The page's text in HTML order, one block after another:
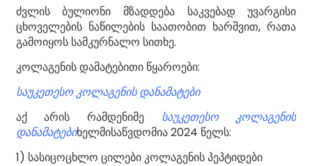
ძვლის ბულიონი მზადდება საკვებად უვარგისი
ცხოველების ნაწილების საათობით ხარშვით, რათა
გამოიყოს სამკურნალო სითხე.
კოლაგენის დამატებითი წყაროები:
საუკეთესო კოლაგენის დანამატები
აქ არის რამდენიმე
საუკეთესო კოლაგენის
დანამატებიხელმისაწვდომია 2024 წელს:
1) სასიცოცხლო ცილები კოლაგენის პეპტიდები